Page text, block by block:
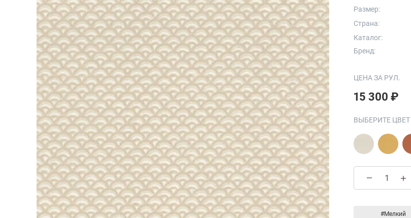
Размер:
Страна:
Каталог:
Бренд:
ЦЕНА ЗА РУЛ.
15 300 ₽
ВЫБЕРИТЕ ЦВЕТ
#Мелкий